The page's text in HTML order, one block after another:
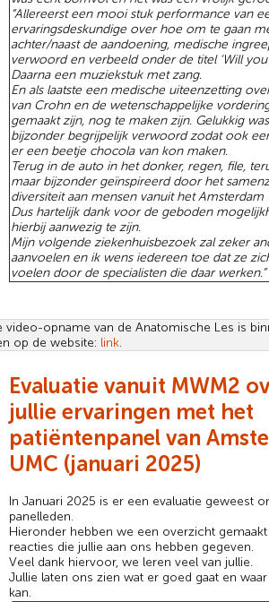
“Allereerst een mooi stuk performance van
ervaringsdeskundige over hoe om te gaan
achter/naast de aandoening, medische
verwoord en verbeeld onder de titel ‘Will
Daarna een muziekstuk met zang.
En als laatste een medische uiteenzetting
van Crohn en de wetenschappelijke
gemaakt zijn, nog te maken zijn. Gelukkig
bijzonder begrijpelijk verwoord zodat ook
er een beetje chocola van kon maken.
Terug in de auto in het donker, regen, file,
maar bijzonder geïnspireerd door het
diversiteit aan mensen vanuit het Amsterdam
Dus hartelijk dank voor de geboden
hierbij aanwezig te zijn.
Mijn volgende ziekenhuisbezoek zal zeker
aanvoelen en ik wens iedereen toe dat ze
voelen door de specialisten die daar werken.”
video-opname van de Anatomische Les is
op de website: link.
Evaluatie vanuit MWM2
jullie ervaringen met het
patiëntenpanel van
UMC (januari 2025)
In Januari 2025 is er een evaluatie geweest
panelleden.
Hieronder hebben we een overzicht gemaakt
reacties die jullie aan ons hebben gegeven.
Veel dank hiervoor, we leren veel van jullie.
Jullie laten ons zien wat er goed gaat en
kan.